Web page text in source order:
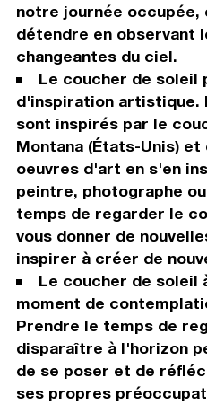
notre journée occupée,
détendre en observant
changeantes du ciel.
Le coucher de soleil
d'inspiration artistique.
sont inspirés par le
Montana (États-Unis)
oeuvres d'art en s'en
peintre, photographe
temps de regarder le
vous donner de
inspirer à créer de
Le coucher de soleil
moment de
Prendre le temps de
disparaître à l'horizon
de se poser et de
ses propres